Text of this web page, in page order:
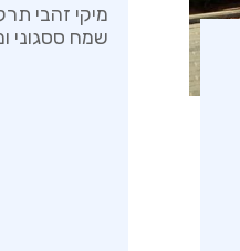
מיקי זהבי
שמח ססגוני